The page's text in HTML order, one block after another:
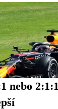
nebo